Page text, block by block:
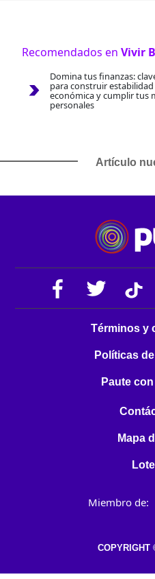
Recomendados en Vivir
Domina tus finanzas:
para construir estabilidad
económica y cumplir tus
personales
Artículo
Términos y
Políticas
Paute
Mapa
Miembro de: